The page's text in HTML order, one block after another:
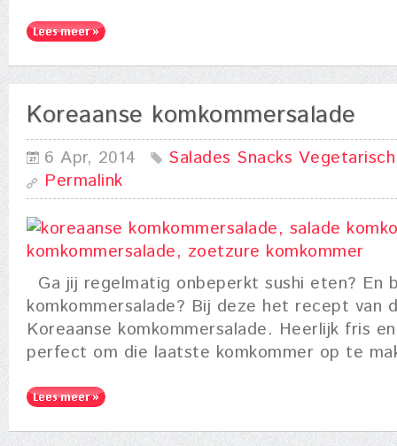
Koreaanse komkommersalade
6 Apr, 2014 Salades Snacks Vegetarisch
Permalink
Ga jij regelmatig onbeperkt sushi eten? En
komkommersalade? Bij deze het recept van
Koreaanse komkommersalade. Heerlijk fris
perfect om die laatste komkommer op te